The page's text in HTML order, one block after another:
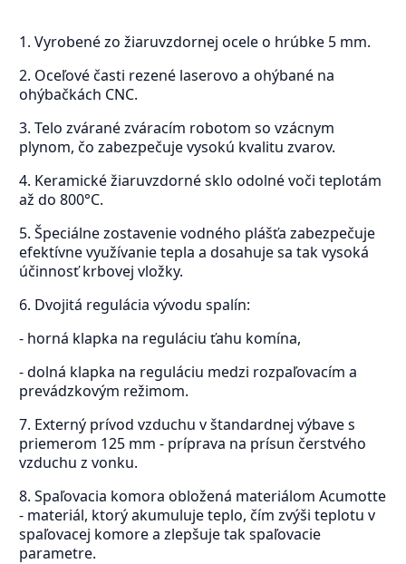
1. Vyrobené zo žiaruvzdornej ocele o hrúbke 5 mm.
2. Oceľové časti rezené laserovo a ohýbané na
ohýbačkách CNC.
3. Telo zvárané zváracím robotom so vzácnym
plynom, čo zabezpečuje vysokú kvalitu zvarov.
4. Keramické žiaruvzdorné sklo odolné voči teplotám
až do 800°C.
5. Špeciálne zostavenie vodného plášťa zabezpečuje
efektívne využívanie tepla a dosahuje sa tak vysoká
účinnosť krbovej vložky.
6. Dvojitá regulácia vývodu spalín:
- horná klapka na reguláciu ťahu komína,
- dolná klapka na reguláciu medzi rozpaľovacím a
prevádzkovým režimom.
7. Externý prívod vzduchu v štandardnej výbave s
priemerom 125 mm - príprava na prísun čerstvého
vzduchu z vonku.
8. Spaľovacia komora obložená materiálom Acumotte
- materiál, ktorý akumuluje teplo, čím zvýši teplotu v
spaľovacej komore a zlepšuje tak spaľovacie
parametre.